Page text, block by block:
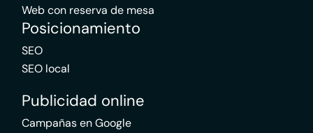
Web con reserva de mesa
Posicionamiento
SEO
SEO local
Publicidad online
Campañas en Google